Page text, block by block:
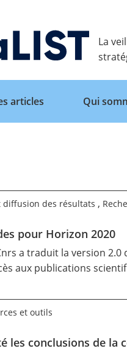
La
articles Qui
diffusion des résultats ,
pour Horizon 2020
a traduit la version 2.0
aux publications
et outils
les conclusions de